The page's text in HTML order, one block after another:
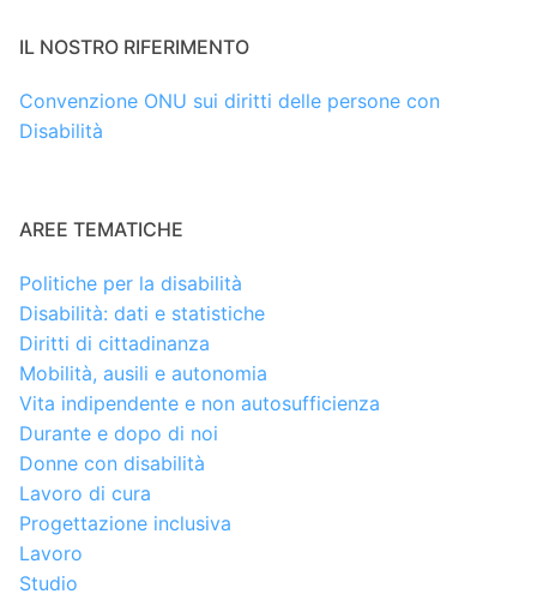
IL NOSTRO RIFERIMENTO
Convenzione ONU sui diritti delle persone con
Disabilità
AREE TEMATICHE
Politiche per la disabilità
Disabilità: dati e statistiche
Diritti di cittadinanza
Mobilità, ausili e autonomia
Vita indipendente e non autosufficienza
Durante e dopo di noi
Donne con disabilità
Lavoro di cura
Progettazione inclusiva
Lavoro
Studio